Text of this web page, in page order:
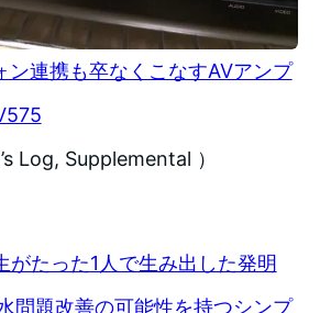
ン連携も卒なくこなすAVアンプ
Log, Supplemental ）
がたった1人で生み出した発明
問題改善の可能性を持つシンプ